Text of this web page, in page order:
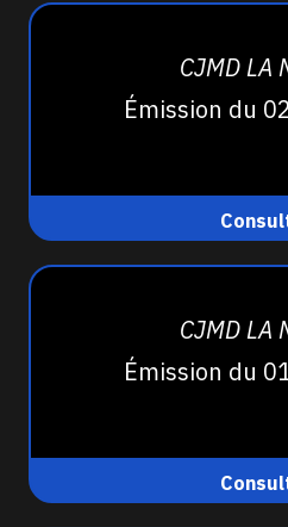
CJMD LA
Émission du
CJMD LA
Émission du